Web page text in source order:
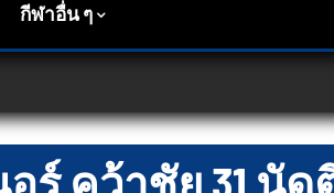
กีฬาอื่น ๆ
ร์ คว้าชัย 31 นั